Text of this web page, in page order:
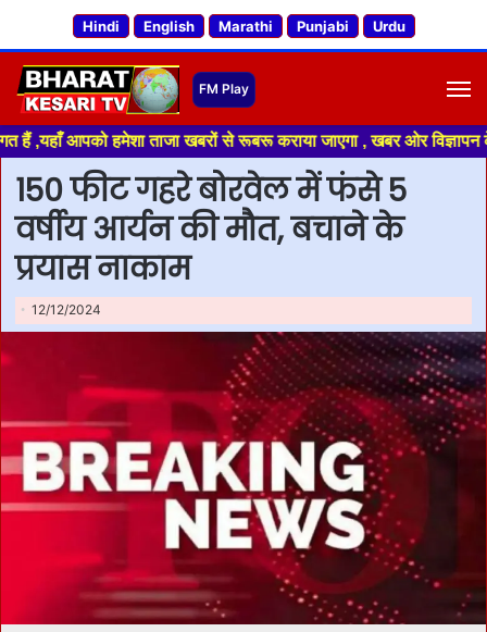
Hindi English Marathi Punjabi Urdu
हमेशा ताजा खबरों से रूबरू कराया जाएगा , खबर ओर विज्ञापन के
150 फीट गहरे बोरवेल में फंसे 5
वर्षीय आर्यन की मौत, बचाने के
प्रयास नाकाम
12/12/2024